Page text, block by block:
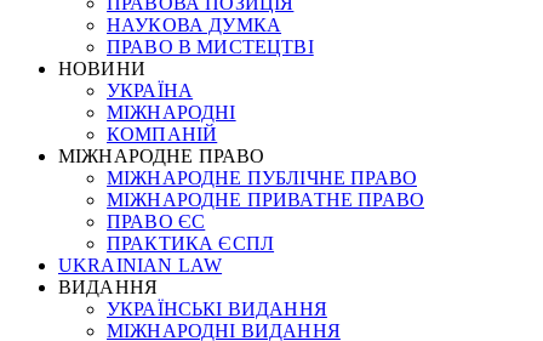
НАУКОВА ДУМКА
ПРАВО В МИСТЕЦТВІ
НОВИНИ
УКРАЇНА
МІЖНАРОДНІ
КОМПАНІЙ
МІЖНАРОДНЕ ПРАВО
МІЖНАРОДНЕ ПУБЛІЧНЕ ПРАВО
МІЖНАРОДНЕ ПРИВАТНЕ ПРАВО
ПРАВО ЄС
ПРАКТИКА ЄСПЛ
UKRAINIAN LAW
ВИДАННЯ
УКРАЇНСЬКІ ВИДАННЯ
МІЖНАРОДНІ ВИДАННЯ